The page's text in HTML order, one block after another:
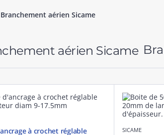
Branchement aérien Sicame
à crochet réglable
SICAME